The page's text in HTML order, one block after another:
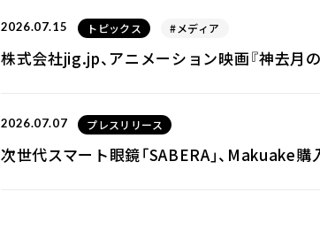
2026.07.15 トピックス #メディア
株式会社jig.jp、アニメーション映画『神去月
2026.07.07 プレスリリース
次世代スマート眼鏡「SABERA」、Makuake